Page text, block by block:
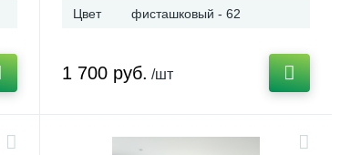
Цвет фисташковый - 62
1 700 руб. /шт